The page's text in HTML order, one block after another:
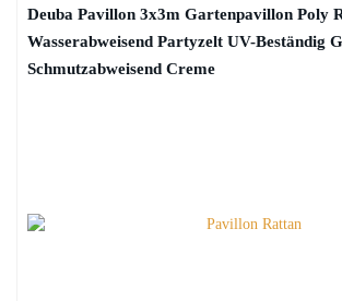
Deuba Pavillon 3x3m Gartenpavillon Poly
Wasserabweisend Partyzelt UV-Beständig
Schmutzabweisend Creme